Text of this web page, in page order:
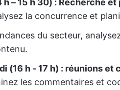
h – 15 h 30) : Recherche
la concurrence et
du secteur,
(16 h - 17 h) : réunions et
les commentaires et